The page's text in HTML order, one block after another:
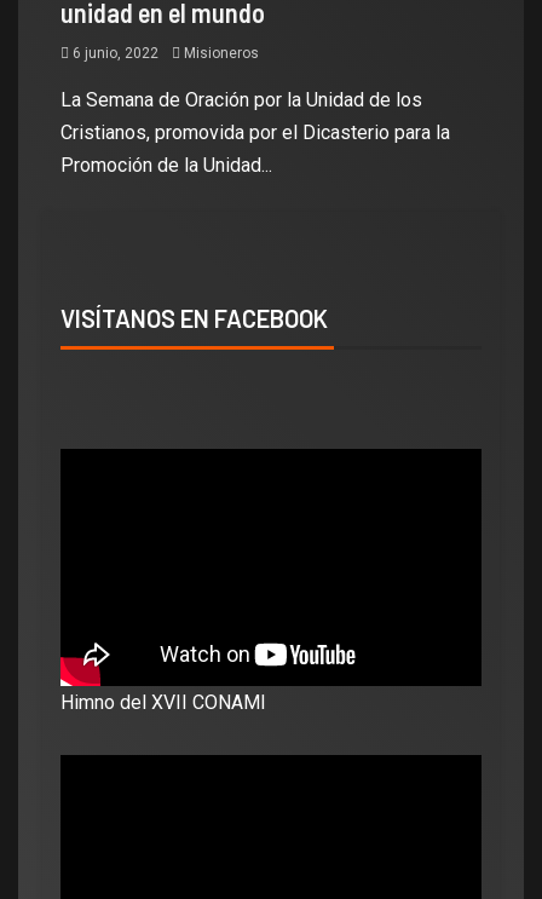
unidad en el mundo
6 junio, 2022 Misioneros
La Semana de Oración por la Unidad de los
Cristianos, promovida por el Dicasterio para la
Promoción de la Unidad...
VISÍTANOS EN FACEBOOK
Himno del XVII CONAMI